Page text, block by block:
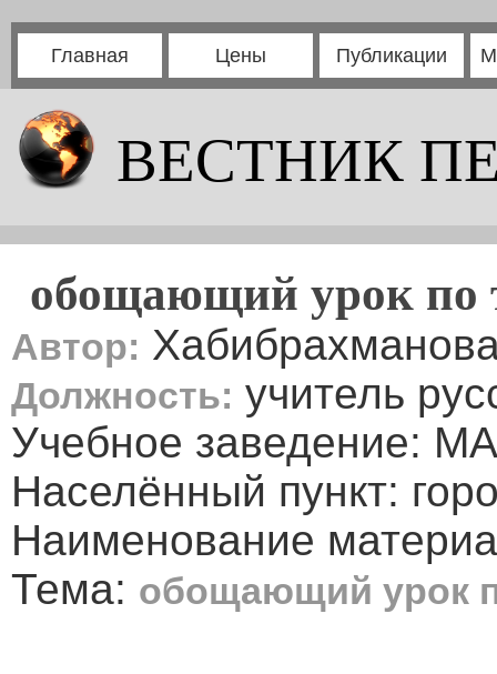
Главная Цены Публикации
ВЕСТНИК
обощающий урок по
Автор:
Должность: учитель
Учебное заведение:
Населённый пункт:
Наименование
Тема: обощающий урок